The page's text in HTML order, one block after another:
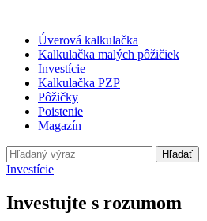
Úverová kalkulačka
Kalkulačka malých pôžičiek
Investície
Kalkulačka PZP
Pôžičky
Poistenie
Magazín
Hľadať
Investície
Investujte s rozumom